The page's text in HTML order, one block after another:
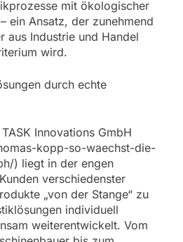
mit ökologischer
ein Ansatz, der zunehmend
aus Industrie und Handel
wird.
durch echte
Innovations GmbH
kopp-so-waechst-die-
) liegt in der engen
verschiedenster
„von der Stange“ zu
individuell
weiterentwickelt. Vom